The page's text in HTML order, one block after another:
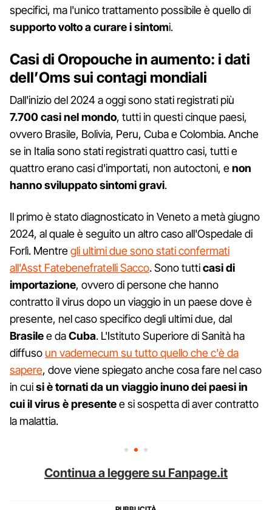
specifici, ma l'unico trattamento possibile è quello di
supporto volto a curare i sintomi.
Casi di Oropouche in aumento: i dati
dell’Oms sui contagi mondiali
Dall'inizio del 2024 a oggi sono stati registrati più
7.700 casi nel mondo, tutti in questi cinque paesi,
ovvero Brasile, Bolivia, Peru, Cuba e Colombia. Anche
se in Italia sono stati registrati quattro casi, tutti e
quattro erano casi d'importati, non autoctoni, enon
hanno sviluppato sintomi gravi.
Il primo è stato diagnosticato in Veneto a metà giugno
2024, al quale è seguito un altro caso all'Ospedale di
Forlì. Mentregli ultimi due sono stati confermati
all'Asst Fatebenefratelli Sacco. Sono tutticasi di
importazione, ovvero di persone che hanno
contratto il virus dopo un viaggio in un paese dove è
presente, nel caso specifico degli ultimi due, dal
Brasilee daCuba. L'Istituto Superiore di Sanità ha
diffuso un vademecum su tutto quello che c'è da
sapere, dove viene spiegato anche cosa fare nel caso
in cuisi è tornati da un viaggio inuno dei paesi in
cui il virus è presentee si sospetta di aver contratto
la malattia.
Continua a leggere su Fanpage.it